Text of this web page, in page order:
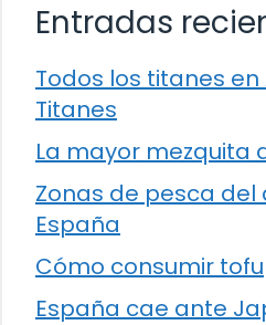
Entradas
Todos los titanes
Titanes
La mayor mezquita
Zonas de pesca del
España
Cómo consumir tofu
España cae ante